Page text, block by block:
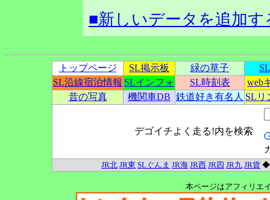
■新しいデータを追加す
トップページ SL掲示板 緑の草子
SL沿線宿泊情報 SLインフォ SL時刻表
web
昔の写真
機関車DB 鉄道好き有名人 SLリ
デゴイチよく走る!内を検索
JR北 JR東 SLぐんま JR海 JR西 JR四 JR九 JR貨
本ページはアフィリエ